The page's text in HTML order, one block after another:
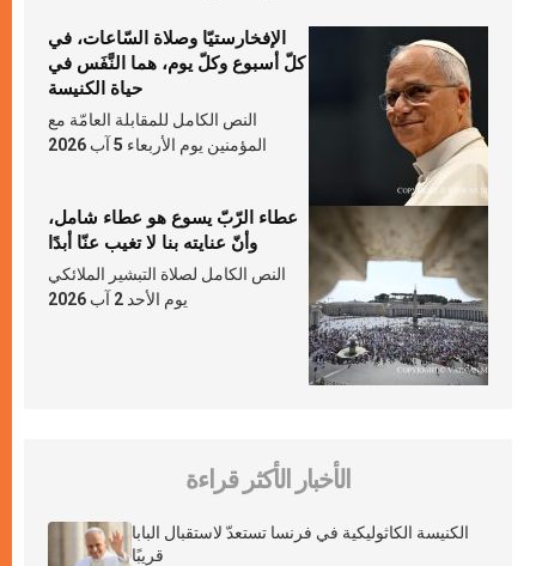
الإفخارستيّا وصلاة السّاعات، في
كلّ أسبوع وكلّ يوم، هما النَّفَس في
حياة الكنيسة
النص الكامل للمقابلة العامّة مع
المؤمنين يوم الأربعاء 5 آب 2026
عطاء الرّبّ يسوع هو عطاء شامل،
وأنّ عنايته بنا لا تغيب عنّا أبدًا
النص الكامل لصلاة التبشير الملائكي
يوم الأحد 2 آب 2026
الأخبار الأكثر قراءة
الكنيسة الكاثوليكية في فرنسا تستعدّ لاستقبال البابا
قريبًا